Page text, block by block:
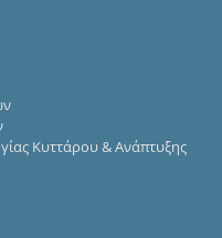
Κυττάρου & Ανάπτυξης